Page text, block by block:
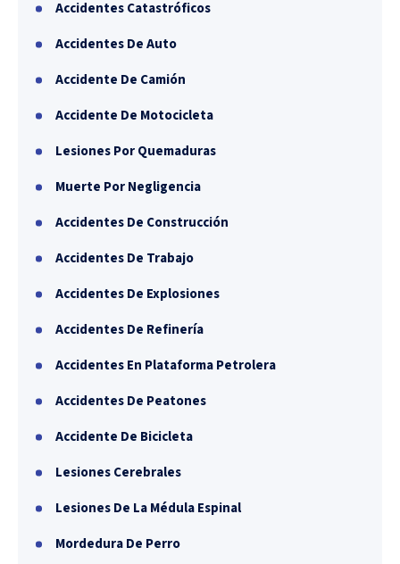
Accidentes Catastróficos
Accidentes De Auto
Accidente De Camión
Accidente De Motocicleta
Lesiones Por Quemaduras
Muerte Por Negligencia
Accidentes De Construcción
Accidentes De Trabajo
Accidentes De Explosiones
Accidentes De Refinería
Accidentes En Plataforma Petrolera
Accidentes De Peatones
Accidente De Bicicleta
Lesiones Cerebrales
Lesiones De La Médula Espinal
Mordedura De Perro